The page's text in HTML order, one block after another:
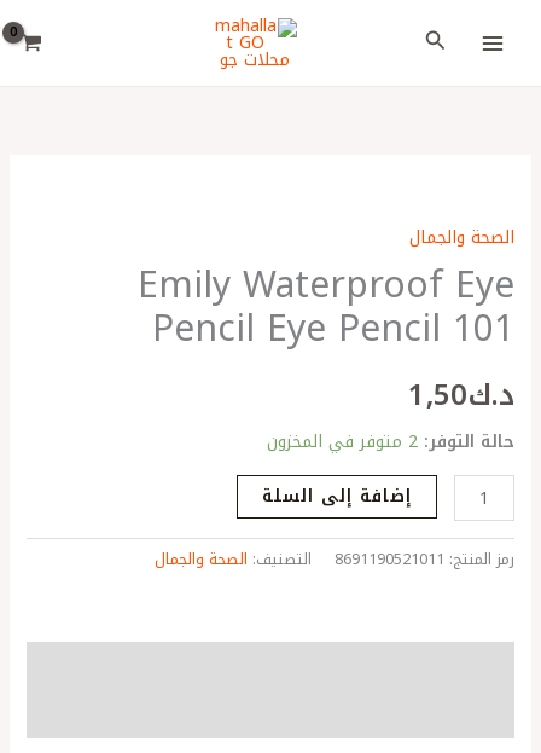
البحث
الصحة والجمال
Emily Waterproof Eye
Pencil Eye Pencil 101
د.ك1٫50
حالة التوفر: 2 متوفر في المخزون
Waterproof
Eye
Pencil
Eye
101
إضافة إلى السلة
رمز المنتج: 8691190521011 التصنيف: الصحة والجمال